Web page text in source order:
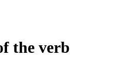
the verb